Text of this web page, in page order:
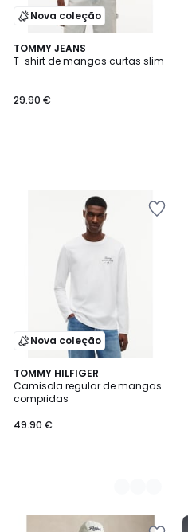
Nova coleção
TOMMY JEANS
T-shirt de mangas curtas slim
29.90 €
Nova coleção
TOMMY HILFIGER
Camisola regular de mangas
compridas
49.90 €
2
Cores